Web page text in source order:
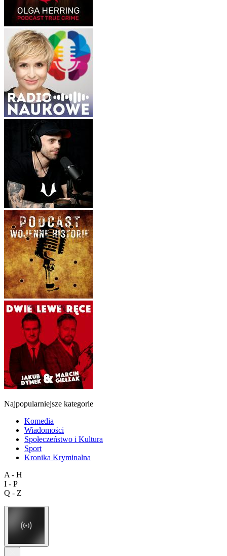
Najpopularniejsze kategorie
Komedia
Wiadomości
Społeczeństwo i Kultura
Sport
Kronika Kryminalna
A - H
I - P
Q - Z